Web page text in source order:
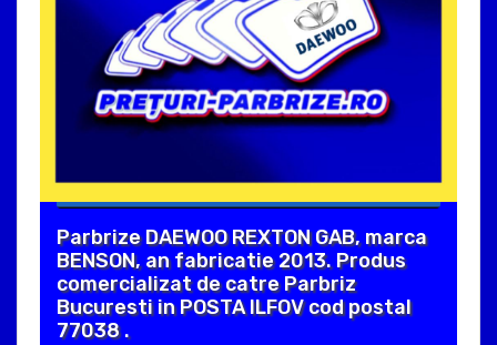
Parbrize DAEWOO REXTON GAB, marca
BENSON, an fabricatie 2013. Produs
comercializat de catre Parbriz
Bucuresti in POSTA ILFOV cod postal
77038 .